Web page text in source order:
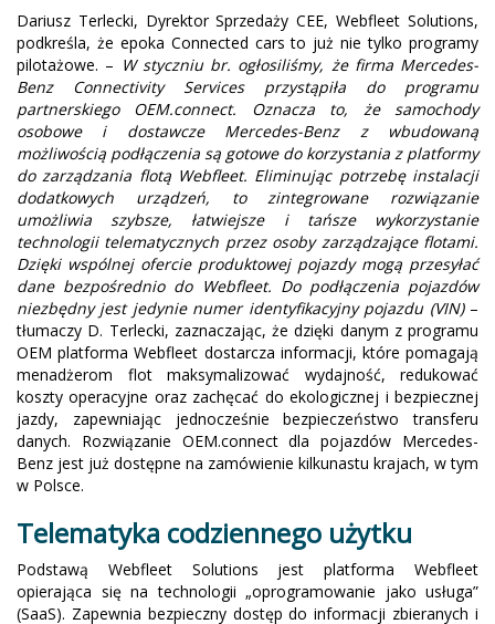
Dariusz Terlecki, Dyrektor Sprzedaży CEE, Webfleet Solutions,
podkreśla, że epoka Connected cars to już nie tylko programy
pilotażowe. – W styczniu br. ogłosiliśmy, że firma Mercedes-
Benz Connectivity Services przystąpiła do programu
partnerskiego OEM.connect. Oznacza to, że samochody
osobowe i dostawcze Mercedes-Benz z wbudowaną
możliwością podłączenia są gotowe do korzystania z platformy
do zarządzania flotą Webfleet. Eliminując potrzebę instalacji
dodatkowych urządzeń, to zintegrowane rozwiązanie
umożliwia szybsze, łatwiejsze i tańsze wykorzystanie
technologii telematycznych przez osoby zarządzające flotami.
Dzięki wspólnej ofercie produktowej pojazdy mogą przesyłać
dane bezpośrednio do Webfleet. Do podłączenia pojazdów
niezbędny jest jedynie numer identyfikacyjny pojazdu (VIN)–
tłumaczy D. Terlecki, zaznaczając, że dzięki danym z programu
OEM platforma Webfleet dostarcza informacji, które pomagają
menadżerom flot maksymalizować wydajność, redukować
koszty operacyjne oraz zachęcać do ekologicznej i bezpiecznej
jazdy, zapewniając jednocześnie bezpieczeństwo transferu
danych. Rozwiązanie OEM.connect dla pojazdów Mercedes-
Benz jest już dostępne na zamówienie kilkunastu krajach, w tym
w Polsce.
Telematyka codziennego użytku
Podstawą Webfleet Solutions jest platforma Webfleet
opierająca się na technologii „oprogramowanie jako usługa”
(SaaS). Zapewnia bezpieczny dostęp do informacji zbieranych i